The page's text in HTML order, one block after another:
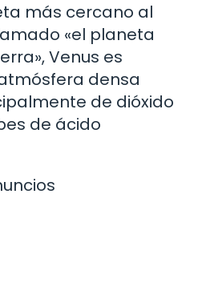
más cercano al
«el planeta
Venus es
densa
de dióxido
de ácido